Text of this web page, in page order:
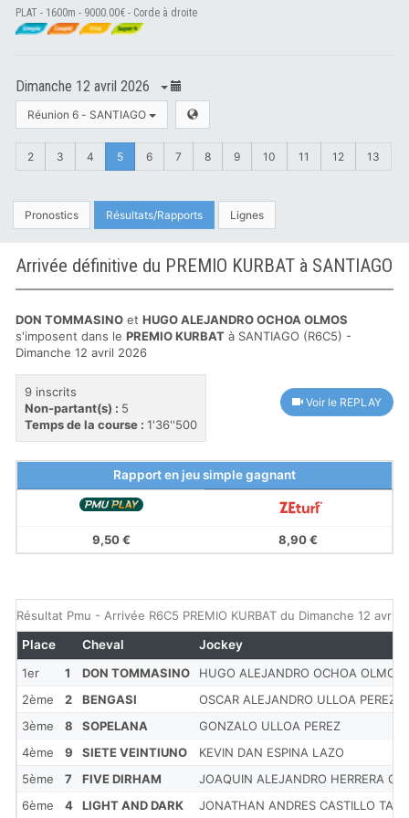
PLAT - 1600m - 9000.00€ - Corde à droite
Dimanche 12 avril 2026
Réunion 6 - SANTIAGO
2 3 4 5 6 7 8 9 10 11 12 13
Pronostics Résultats/Rapports Lignes
Arrivée définitive du PREMIO KURBAT à SANTIAGO
DON TOMMASINO et HUGO ALEJANDRO OCHOA OLMOS
s'imposent dans le PREMIO KURBAT à SANTIAGO (R6C5) -
Dimanche 12 avril 2026
9 inscrits
Non-partant(s) : 5
Temps de la course : 1'36''500
Voir le REPLAY
Rapport en jeu simple gagnant
9,50 € 8,90 €
Résultat Pmu - Arrivée R6C5 PREMIO KURBAT du Dimanche 12 avril
1er 1 DON TOMMASINO
HUGO ALEJANDRO OCHOA OLMOS
2ème
2 BENGASI
OSCAR ALEJANDRO ULLOA PEREZ
3ème
8 SOPELANA
GONZALO ULLOA PEREZ
4ème
9 SIETE VEINTIUNO
KEVIN DAN ESPINA LAZO
5ème
7 FIVE DIRHAM
JOAQUIN ALEJANDRO HERRERA
6ème
4 LIGHT AND DARK JONATHAN ANDRES CASTILLO
Place Cheval Jockey